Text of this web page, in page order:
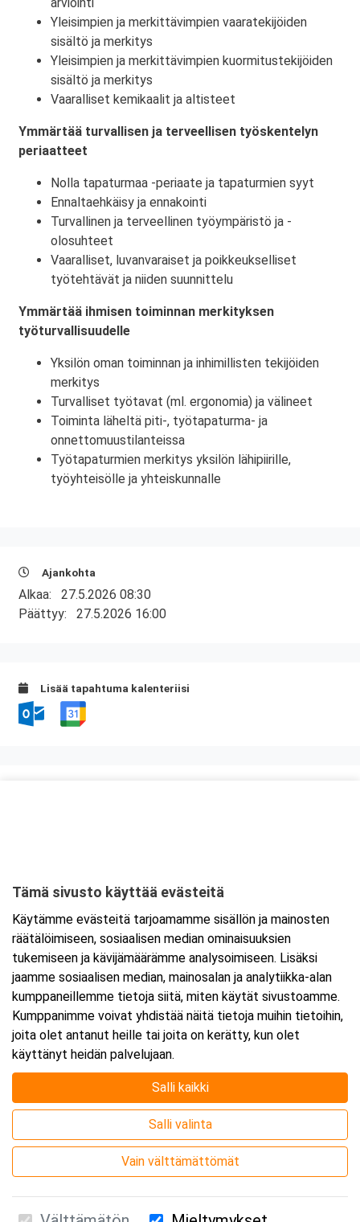
Yleisimpien ja merkittävimpien vaaratekijöiden
sisältö ja merkitys
Yleisimpien ja merkittävimpien kuormitustekijöiden
sisältö ja merkitys
Vaaralliset kemikaalit ja altisteet
Ymmärtää turvallisen ja terveellisen työskentelyn
periaatteet
Nolla tapaturmaa -periaate ja tapaturmien syyt
Ennaltaehkäisy ja ennakointi
Turvallinen ja terveellinen työympäristö ja -
olosuhteet
Vaaralliset, luvanvaraiset ja poikkeukselliset
työtehtävät ja niiden suunnittelu
Ymmärtää ihmisen toiminnan merkityksen
työturvallisuudelle
Yksilön oman toiminnan ja inhimillisten tekijöiden
merkitys
Turvalliset työtavat (ml. ergonomia) ja välineet
Toiminta läheltä piti-, työtapaturma- ja
onnettomuustilanteissa
Työtapaturmien merkitys yksilön lähipiirille,
työyhteisölle ja yhteiskunnalle
Ajankohta
Alkaa: 27.5.2026 08:30
Päättyy: 27.5.2026 16:00
Lisää tapahtuma kalenteriisi
Tarkempi kartta ja ajo-ohjeet
Tämä sivusto käyttää evästeitä
Käytämme evästeitä tarjoamamme sisällön ja mainosten
räätälöimiseen, sosiaalisen median ominaisuuksien
tukemiseen ja kävijämäärämme analysoimiseen. Lisäksi
jaamme sosiaalisen median, mainosalan ja analytiikka-alan
kumppaneillemme tietoja siitä, miten käytät sivustoamme.
Kumppanimme voivat yhdistää näitä tietoja muihin tietoihin,
joita olet antanut heille tai joita on kerätty, kun olet
käyttänyt heidän palvelujaan.
Salli kaikki
Salli valinta
Vain välttämättömät